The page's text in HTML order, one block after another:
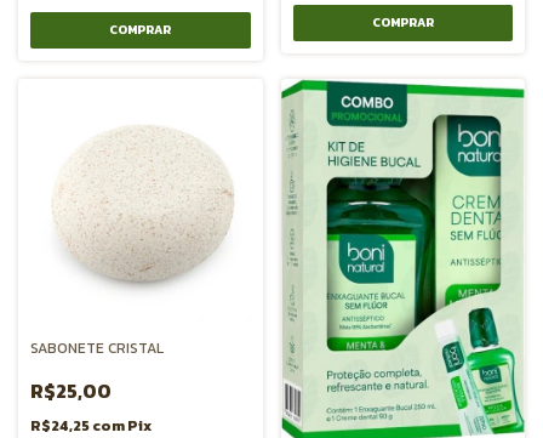
SABONETE CRISTAL
R$25,00
R$24,25comPix